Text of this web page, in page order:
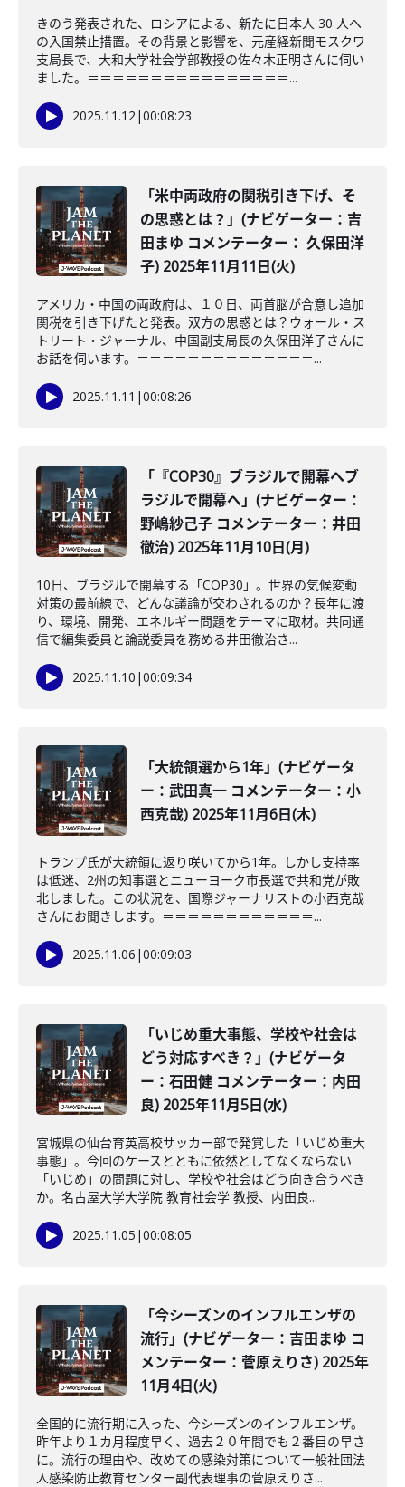
きのう発表された、ロシアによる、新たに日本人 30 人へ
の入国禁止措置。その背景と影響を、元産経新聞モスクワ
支局長で、大和大学社会学部教授の佐々木正明さんに伺い
ました。＝＝＝＝＝＝＝＝＝＝＝＝＝＝＝＝...
2025.11.12|00:08:23
「米中両政府の関税引き下げ、そ
の思惑とは？」(ナビゲーター：吉
田まゆ コメンテーター： 久保田洋
子) 2025年11月11日(火)
アメリカ・中国の両政府は、１０日、両首脳が合意し追加
関税を引き下げたと発表。双方の思惑とは？ウォール・ス
トリート・ジャーナル、中国副支局長の久保田洋子さんに
お話を伺います。＝＝＝＝＝＝＝＝＝＝＝＝＝＝...
2025.11.11 |00:08:26
「『COP30』ブラジルで開幕へブ
ラジルで開幕へ」(ナビゲーター：
野嶋紗己子 コメンテーター：井田
徹治) 2025年11月10日(月)
10日、ブラジルで開幕する「COP30」。世界の気候変動
対策の最前線で、どんな議論が交わされるのか？長年に渡
り、環境、開発、エネルギー問題をテーマに取材。共同通
信で編集委員と論説委員を務める井田徹治さ...
2025.11.10 |00:09:34
「大統領選から1年」(ナビゲータ
ー：武田真一 コメンテーター：小
西克哉) 2025年11月6日(木)
トランプ氏が大統領に返り咲いてから1年。しかし支持率
は低迷、2州の知事選とニューヨーク市長選で共和党が敗
北しました。この状況を、国際ジャーナリストの小西克哉
さんにお聞きします。＝＝＝＝＝＝＝＝＝＝＝＝...
2025.11.06 |00:09:03
「いじめ重大事態、学校や社会は
どう対応すべき？」(ナビゲータ
ー：石田健 コメンテーター：内田
良) 2025年11月5日(水)
宮城県の仙台育英高校サッカー部で発覚した「いじめ重大
事態」。今回のケースとともに依然としてなくならない
「いじめ」の問題に対し、学校や社会はどう向き合うべき
か。名古屋大学大学院 教育社会学 教授、内田良...
2025.11.05 |00:08:05
「今シーズンのインフルエンザの
流行」(ナビゲーター：吉田まゆ コ
メンテーター：菅原えりさ) 2025年
11月4日(火)
全国的に流行期に入った、今シーズンのインフルエンザ。
昨年より１カ月程度早く、過去２０年間でも２番目の早さ
に。流行の理由や、改めての感染対策について一般社団法
人感染防止教育センター副代表理事の菅原えりさ...